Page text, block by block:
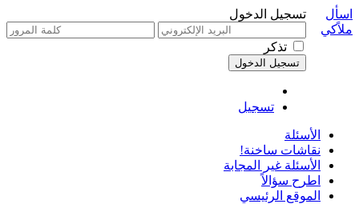
تسجيل الدخول
تذكر
تسجيل
اسأل
ملاًكي
الأسئلة
نقاشات ساخنة!
الأسئلة غير المجابة
اطرح سؤالاً
الموقع الرئيسي